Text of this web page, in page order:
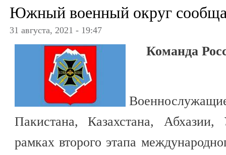
Южный военный округ
31 августа, 2021 - 19:47
Команда
Пакистана, Казахстана,
рамках второго этапа